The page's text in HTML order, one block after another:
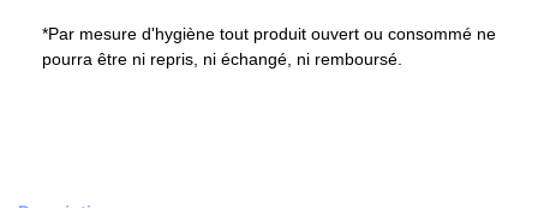
*Par mesure d'hygiène tout produit ouvert ou consommé ne
pourra être ni repris, ni échangé, ni remboursé.